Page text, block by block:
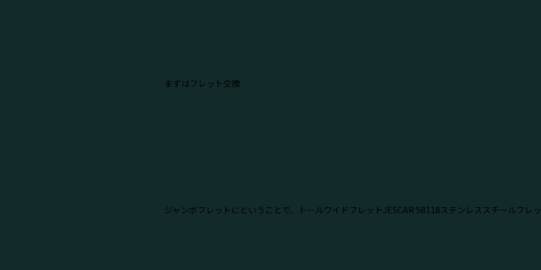
まずはフレット交換
ジャンボフレットにということで、トールワイドフレットJESCAR 58118ステンレススチールフレ